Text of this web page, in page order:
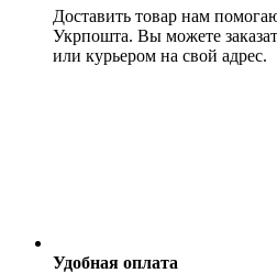
Доставить товар нам
Укрпошта. Вы можете
или курьером на свой адрес.
Удобная оплата